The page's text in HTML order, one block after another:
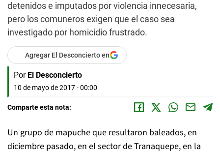
detenidos e imputados por violencia innecesaria,
pero los comuneros exigen que el caso sea
investigado por homicidio frustrado.
Agregar El Desconcierto en
Por El Desconcierto
10 de mayo de 2017 - 00:00
Comparte esta nota:
Un grupo de mapuche que resultaron baleados, en
diciembre pasado, en el sector de Tranaquepe, en la